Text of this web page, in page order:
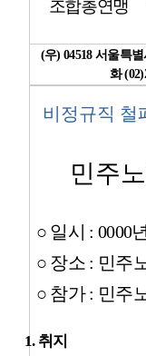
조합총연맹
(우) 04518서울특
화
비정규직 철
민주
○ 일시 : 0000
○ 장소 : 민주
○ 참가: 민주
1. 취지
업무